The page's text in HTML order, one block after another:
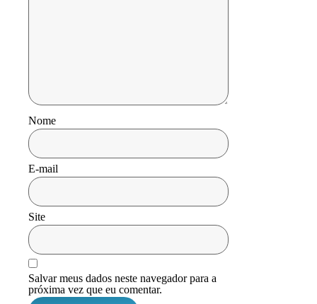
Nome
E-mail
Site
Salvar meus dados neste navegador para a
próxima vez que eu comentar.